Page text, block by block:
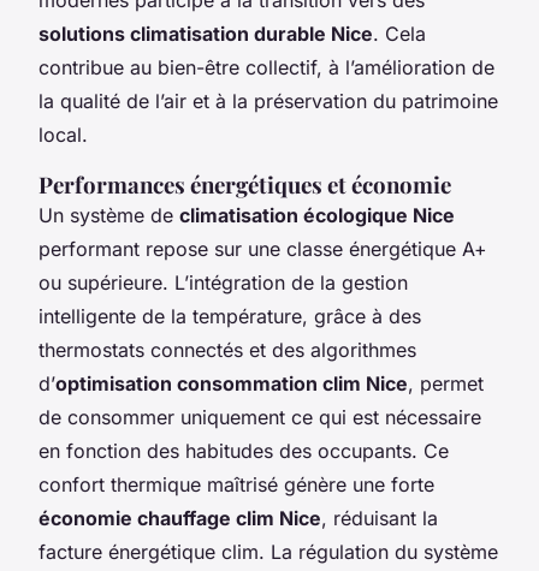
solutions climatisation durable Nice. Cela
contribue au bien-être collectif, à l’amélioration de
la qualité de l’air et à la préservation du patrimoine
local.
Performances énergétiques et économie
Un système de climatisation écologique Nice
performant repose sur une classe énergétique A+
ou supérieure. L’intégration de la gestion
intelligente de la température, grâce à des
thermostats connectés et des algorithmes
d’optimisation consommation clim Nice, permet
de consommer uniquement ce qui est nécessaire
en fonction des habitudes des occupants. Ce
confort thermique maîtrisé génère une forte
économie chauffage clim Nice, réduisant la
facture énergétique clim. La régulation du système